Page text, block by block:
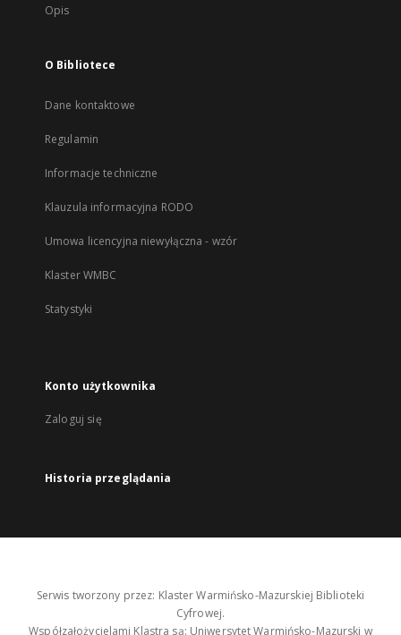
Opis
O Bibliotece
Dane kontaktowe
Regulamin
Informacje techniczne
Klauzula informacyjna RODO
Umowa licencyjna niewyłączna - wzór
Klaster WMBC
Statystyki
Konto użytkownika
Zaloguj się
Historia przeglądania
Serwis tworzony przez: Klaster Warmińsko-Mazurskiej Biblioteki
Cyfrowej.
Współzałożycielami Klastra są: Uniwersytet Warmińsko-Mazurski w